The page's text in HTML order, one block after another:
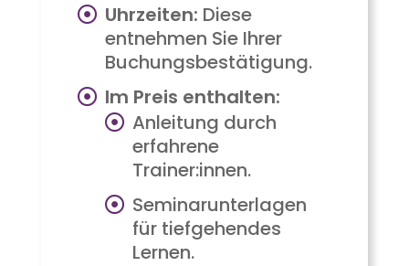
Uhrzeiten: Diese
entnehmen Sie Ihrer
Buchungsbestätigung.
Im Preis enthalten:
Anleitung durch
erfahrene
Trainer:innen.
Seminarunterlagen
für tiefgehendes
Lernen.